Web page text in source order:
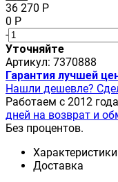
36 270 Р
0 Р
-
Уточняйте
Артикул: 7370888
Гарантия лучшей
Нашли дешевле?
Работаем с 2012
дней на возврат и
Без процентов.
Характеристики
Доставка